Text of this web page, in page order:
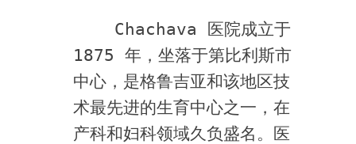
1875 年，坐落于第比利斯市
中心，是格鲁吉亚和该地区技
术最先进的生育中心之一，在
产科和妇科领域久负盛名。医